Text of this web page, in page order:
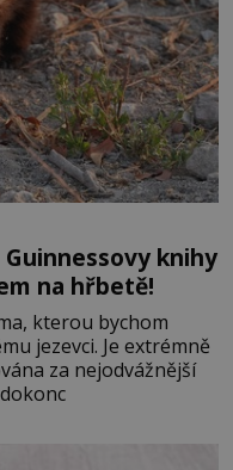
knihy
na hřbetě!
kterou bychom
jezevci. Je extrémně
za nejodvážnější